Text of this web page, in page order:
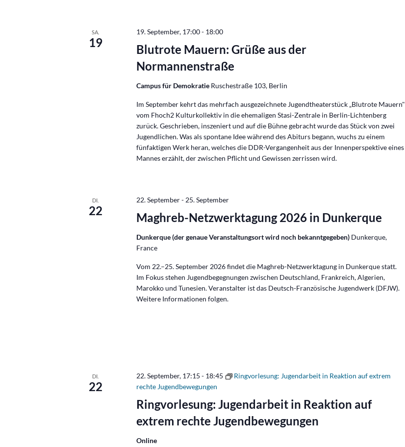
SA.
19
Blutrote Mauern: Grüße aus der
Normannenstraße
19. September, 17:00- 18:00
Campus für Demokratie Ruschestraße 103, Berlin
Im September kehrt das mehrfach ausgezeichnete Jugendtheaterstück „Blutrote Mauern"
vom Fhoch2 Kulturkollektiv in die ehemaligen Stasi-Zentrale in Berlin-Lichtenberg
zurück. Geschrieben, inszeniert und auf die Bühne gebracht wurde das Stück von zwei
Jugendlichen. Was als spontane Idee während des Abiturs begann, wuchs zu einem
fünfaktigen Werk heran, welches die DDR-Vergangenheit aus der Innenperspektive eines
Mannes erzählt, der zwischen Pflicht und Gewissen zerrissen wird.
DI.
22 Maghreb-Netzwerktagung 2026 in Dunkerque
22. September- 25. September
Dunkerque (der genaue Veranstaltungsort wird noch bekanntgegeben) Dunkerque,
France
Vom 22.–25. September 2026 findet die Maghreb-Netzwerktagung in Dunkerque statt.
Im Fokus stehen Jugendbegegnungen zwischen Deutschland, Frankreich, Algerien,
Marokko und Tunesien. Veranstalter ist das Deutsch-Französische Jugendwerk (DFJW).
Weitere Informationen folgen.
DI.
22
Ringvorlesung: Jugendarbeit in Reaktion auf
extrem rechte Jugendbewegungen
22. September, 17:15 - 18:45
Ringvorlesung: Jugendarbeit in Reaktion auf extrem
rechte Jugendbewegungen
Online